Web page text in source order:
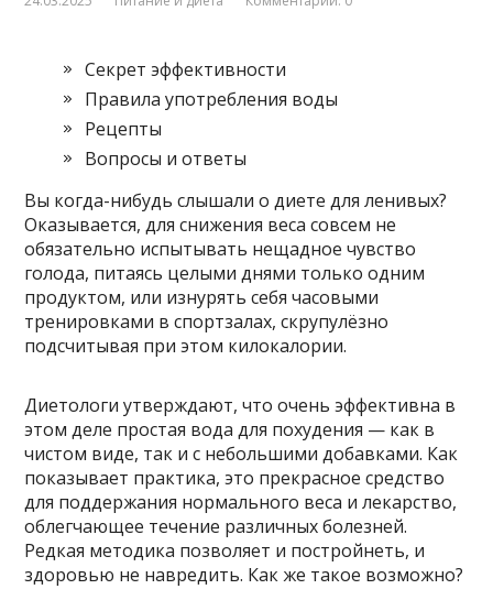
Секрет эффективности
Правила употребления воды
Рецепты
Вопросы и ответы
Вы когда-нибудь слышали о диете для ленивых?
Оказывается, для снижения веса совсем не
обязательно испытывать нещадное чувство
голода, питаясь целыми днями только одним
продуктом, или изнурять себя часовыми
тренировками в спортзалах, скрупулёзно
подсчитывая при этом килокалории.
Диетологи утверждают, что очень эффективна в
этом деле простая вода для похудения — как в
чистом виде, так и с небольшими добавками. Как
показывает практика, это прекрасное средство
для поддержания нормального веса и лекарство,
облегчающее течение различных болезней.
Редкая методика позволяет и постройнеть, и
здоровью не навредить. Как же такое возможно?